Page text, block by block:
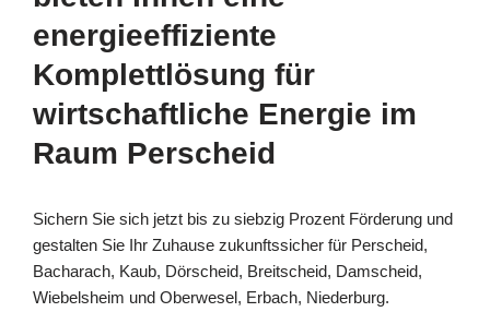
energieeffiziente
Komplettlösung für
wirtschaftliche Energie im
Raum Perscheid
Sichern Sie sich jetzt bis zu siebzig Prozent Förderung und
gestalten Sie Ihr Zuhause zukunftssicher für Perscheid,
Bacharach, Kaub, Dörscheid, Breitscheid, Damscheid,
Wiebelsheim und Oberwesel, Erbach, Niederburg.